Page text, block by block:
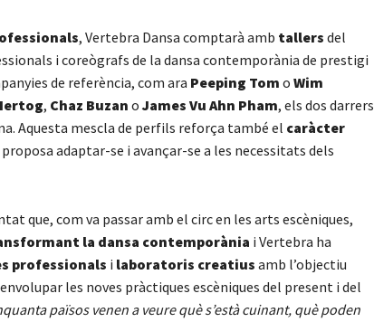
, Vertebra Dansa comptarà amb tallers del
i coreògrafs de la dansa contemporània de prestigi
de referència, com ara Peeping Tom o Wim
, Chaz Buzan o James Vu Ahn Pham, els dos darrers
Aquesta mescla de perfils reforça també el caràcter
adaptar-se i avançar-se a les necessitats dels
que, com va passar amb el circ en les arts escèniques,
la dansa contemporània i Vertebra ha
professionals i laboratoris creatius amb l’objectiu
les noves pràctiques escèniques del present i del
països venen a veure què s’està cuinant, què poden